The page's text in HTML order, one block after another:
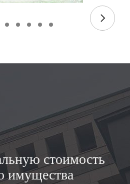
стоимость
имущества